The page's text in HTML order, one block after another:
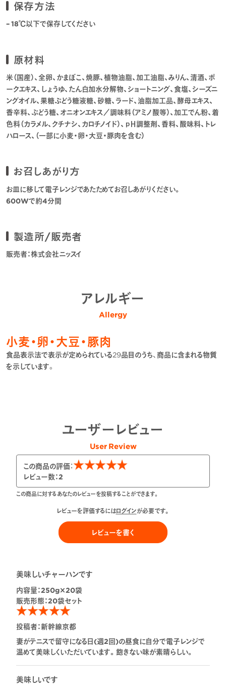
保存方法
– 18℃以下で保存してください
原材料
米（国産）、全卵、かまぼこ、焼豚、植物油脂、加工油脂、みりん、清酒、ポ
ークエキス、しょうゆ、たん白加水分解物、ショートニング、食塩、シーズニ
ングオイル、果糖ぶどう糖液糖、砂糖、ラード、油脂加工品、酵母エキス、
香辛料、ぶどう糖、オニオンエキス／調味料（アミノ酸等）、加工でん粉、着
色料（カラメル、クチナシ、カロチノイド）、ｐＨ調整剤、香料、酸味料、トレ
ハロース、（一部に小麦・卵・大豆・豚肉を含む）
お召しあがり方
お皿に移して電子レンジであたためてお召しあがりください。
600Wで約4分間
製造所/販売者
販売者：株式会社ニッスイ
アレルギー
Allergy
小麦・卵・大豆・豚肉
食品表示法で表示が定められている29品目のうち、商品に含まれる物質
を示しています。
ユーザーレビュー
User Review
この商品の評価：
レビュー数：2
この商品に対するあなたのレビューを投稿することができます。
レビューを評価するにはログインが必要です。
レビューを書く
美味しいチャーハンです
投稿者：新幹線京都
内容量：250g×20袋
販売形態：20袋セット
妻がテニスで留守になる日(週2回)の昼食に自分で電子レンジで
温めて美味しくいただいています。飽きない味が素晴らしい。
美味しいです